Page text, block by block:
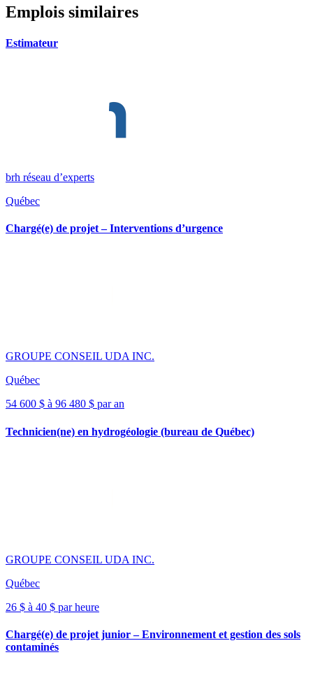
Emplois similaires
Estimateur
brh réseau d’experts
Québec
Chargé(e) de projet – Interventions d’urgence
GROUPE CONSEIL UDA INC.
Québec
54 600 $ à 96 480 $ par an
Technicien(ne) en hydrogéologie (bureau de Québec)
GROUPE CONSEIL UDA INC.
Québec
26 $ à 40 $ par heure
Chargé(e) de projet junior – Environnement et gestion des sols
contaminés